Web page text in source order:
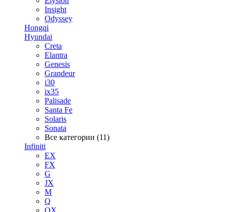
Insight
Odyssey
Hongqi
Hyundai
Creta
Elantra
Genesis
Grandeur
i30
ix35
Palisade
Santa Fe
Solaris
Sonata
Все категории (11)
Infiniti
EX
FX
G
JX
M
Q
QX